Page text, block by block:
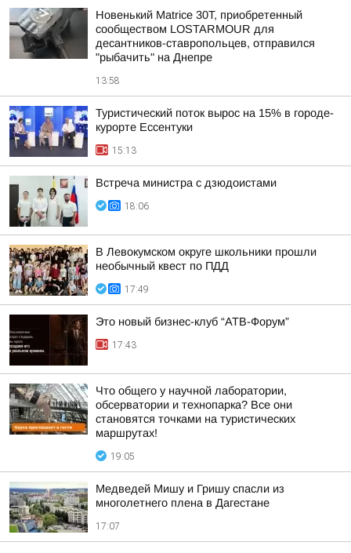
Новенький Matrice 30T, приобретенный
сообществом LOSTARMOUR для
десантников-ставропольцев, отправился
"рыбачить" на Днепре
13:58
Туристический поток вырос на 15% в городе-
курорте Ессентуки
15:13
Встреча министра с дзюдоистами
18:06
В Левокумском округе школьники прошли
необычный квест по ПДД
17:49
Это новый бизнес-клуб “АТВ-Форум”
17:43
Что общего у научной лаборатории,
обсерватории и технопарка? Все они
становятся точками на туристических
маршрутах!
19:05
Медведей Мишу и Гришу спасли из
многолетнего плена в Дагестане
17:07